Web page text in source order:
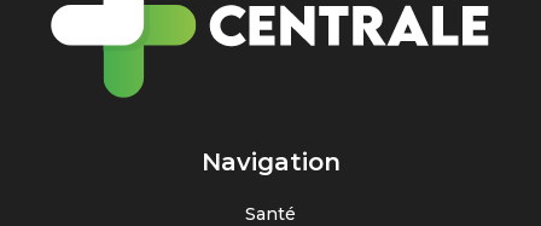
Navigation
Santé